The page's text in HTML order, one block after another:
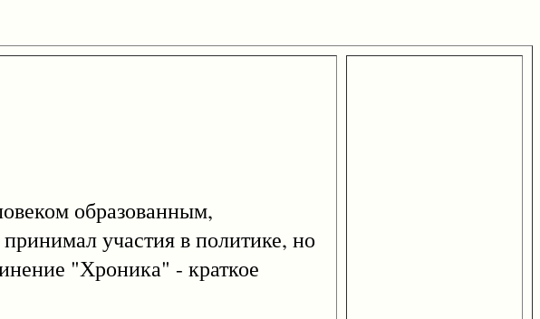
образованным,
участия в политике, но
"Хроника" - краткое